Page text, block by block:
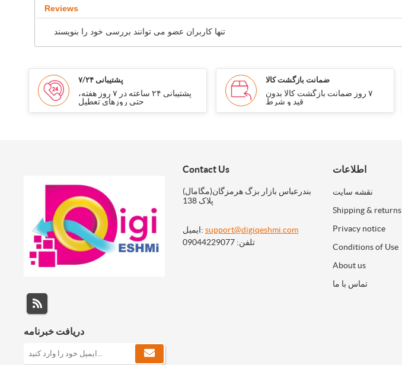
Reviews
تنها کاربران عضو می توانند بررسی خود را بنویسند
پشتیبانی ۷/۲۴
پشتیبانی ۲۴ ساعته در ۷ روز هفته،
حتی روزهای تعطیل
ضمانت بازگشت کالا
۷ روز ضمانت بازگشت کالا بدون
قید و شرط
دریافت خبرنامه
Contact Us
بندرعباس بازار بزگ هرمزگان(مگامال)
پلاک 138
ایمیل: support@digiqeshmi.com
تلفن: 09044229077
اطلاعات
نقشه سایت
Shipping & returns
Privacy notice
Conditions of Use
About us
تماس با ما